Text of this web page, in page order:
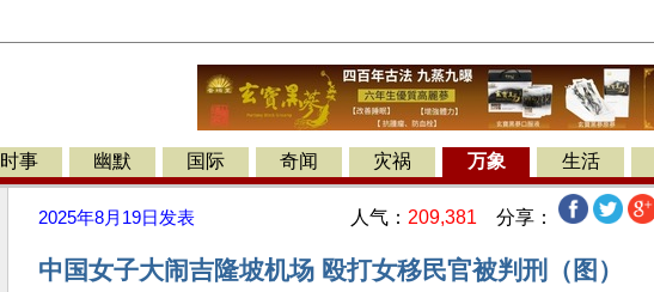
时事 幽默 国际 奇闻 灾祸 万象 生活
2025年8月19日 发表 人气： 209,381 分享：
中国女子大闹吉隆坡机场 殴打女移民官被判刑（图）